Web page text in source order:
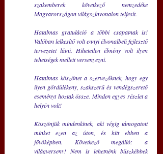
szakemberek következő nemzedéke
Magyarországon világszínvonalon teljesít.
Hatalmas gratuláció a többi csapatnak is!
Valóban lelkesítő volt ennyi élvonalbeli fejlesztő
tervezetet látni. Hihetetlen élmény volt ilyen
tehetségek mellett versenyezni.
Hatalmas köszönet a szervezőknek, hogy egy
ilyen gördülékeny, szakszerű és vendégszerető
eseményt hoztak össze. Minden egyes részlet a
helyén volt!
Köszönjük mindenkinek, aki végig támogatott
minket ezen az úton, és hitt ebben a
jövőképben. Következő megálló: a
világverseny! Nem is lehetnénk büszkébbek